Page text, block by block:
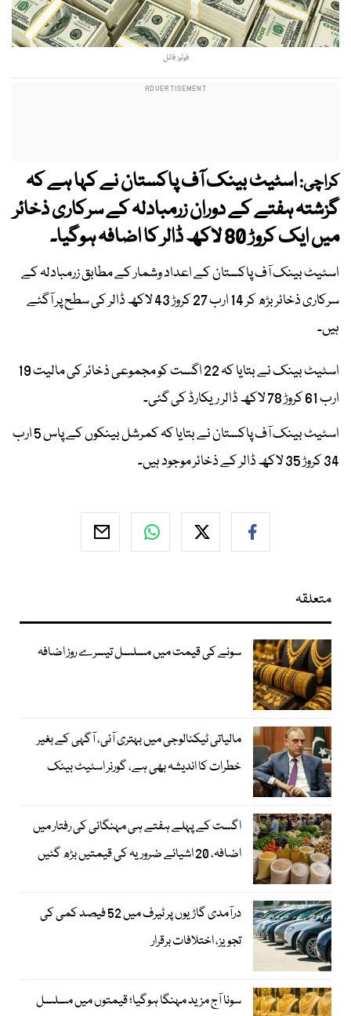
فوٹو: فائل
کراچی:اسٹیٹ بینک آف پاکستان نے کہا ہے کہ
گزشتہ ہفتے کے دوران زرمبادلہ کے سرکاری ذخائر
میں ایک کروڑ 80 لاکھ ڈالر کا اضافہ ہوگیا۔
اسٹیٹ بینک آف پاکستان کے اعداد وشمار کے مطابق زرمبادلہ کے
سرکاری ذخائر بڑھ کر 14 ارب 27 کروڑ 43 لاکھ ڈالر کی سطح پر آگئے
ہیں۔
اسٹیٹ بینک نے بتایا کہ 22 اگست کو مجموعی ذخائر کی مالیت 19
ارب 61 کروڑ 78 لاکھ ڈالر ریکارڈ کی گئی۔
اسٹیٹ بینک آف پاکستان نے بتایا کہ کمرشل بینکوں کے پاس 5 ارب
34 کروڑ 35 لاکھ ڈالر کے ذخائر موجود ہیں۔
متعلقہ
سونے کی قیمت میں مسلسل تیسرے روز اضافہ
مالیاتی ٹیکنالوجی میں بہتری آئی، آگہی کے بغیر
خطرات کا اندیشہ بھی ہے، گورنر اسٹیٹ بینک
اگست کے پہلے ہفتے ہی مہنگائی کی رفتار میں
اضافہ، 20 اشیائے ضروریہ کی قیمتیں بڑھ گئیں
درآمدی گاڑیوں پر ٹیرف میں 52 فیصد کمی کی
تجویز، اختلافات برقرار
سونا آج مزید مہنگا ہوگیا؛ قیمتوں میں مسلسل